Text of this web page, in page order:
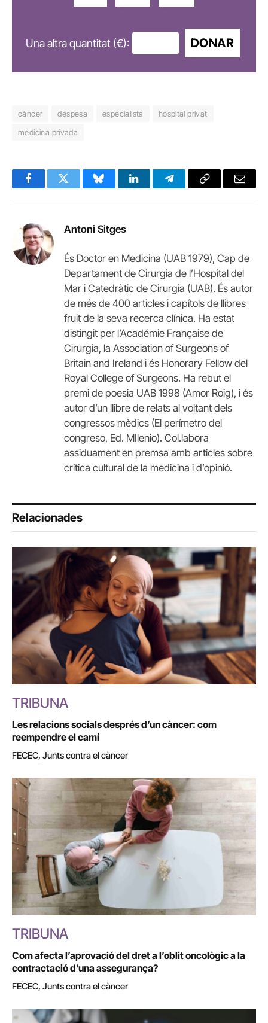
Una altra quantitat (€): DONAR
càncer despesa especialista
hospital privat
medicina privada
FacebookTwitter BlueskyLinkedInTelegramCopy
Email
Antoni Sitges
És Doctor en Medicina (UAB 1979), Cap de
Departament de Cirurgia de l’Hospital del
Mar i Catedràtic de Cirurgia (UAB). És autor
de més de 400 articles i capítols de llibres
fruit de la seva recerca clínica. Ha estat
distingit per l’Académie Française de
Cirurgia, la Association of Surgeons of
Britain and Ireland i és Honorary Fellow del
Royal College of Surgeons. Ha rebut el
premi de poesia UAB 1998 (Amor Roig), i és
autor d’un llibre de relats al voltant dels
congressos mèdics (El perímetro del
congreso, Ed. MIlenio). Col.labora
assiduament en premsa amb articles sobre
crítica cultural de la medicina i d’opinió.
Relacionades
TRIBUNA
Les relacions socials després d’un càncer: com
reempendre el camí
FECEC, Junts contra el càncer
TRIBUNA
Com afecta l’aprovació del dret a l’oblit oncològic a la
contractació d’una assegurança?
FECEC, Junts contra el càncer